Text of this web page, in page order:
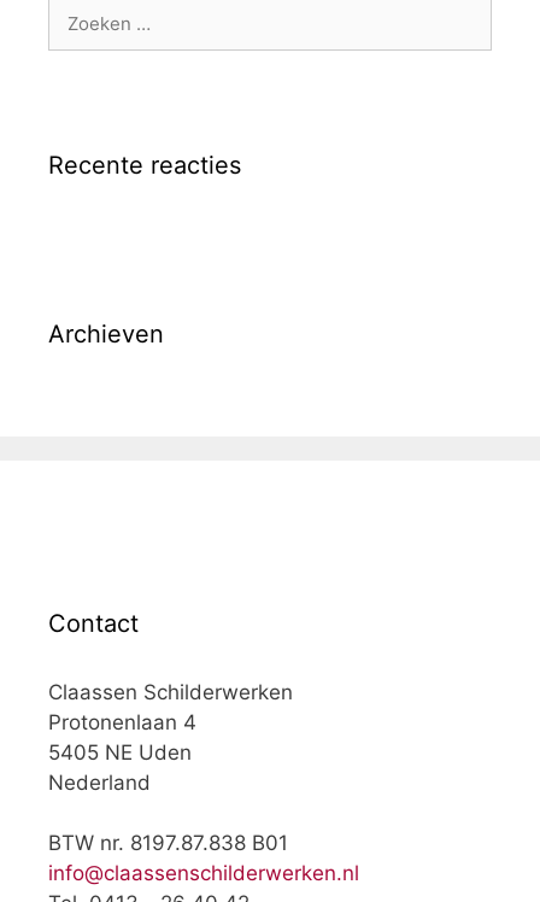
Recente reacties
Archieven
Contact
Claassen Schilderwerken
Protonenlaan 4
5405 NE Uden
Nederland
BTW nr. 8197.87.838 B01
info@claassenschilderwerken.nl